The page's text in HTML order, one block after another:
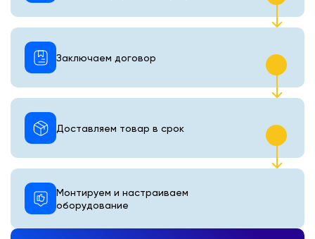
Монтируем и настраиваем
оборудование
Доставляем товар в срок
Заключаем договор